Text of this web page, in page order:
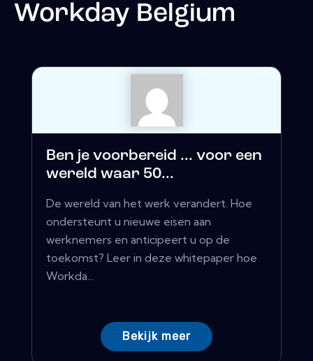
Workday Belgium
Ben je voorbereid ... voor een
wereld waar 50...
De wereld van het werk verandert. Hoe
ondersteunt u nieuwe eisen aan
werknemers en anticipeert u op de
toekomst? Leer in deze whitepaper hoe
Workda...
Bekijk meer